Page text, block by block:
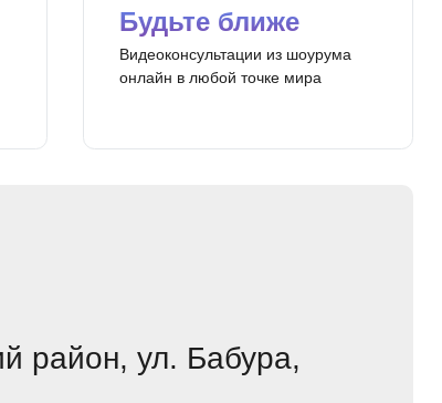
Будьте ближе
Видеоконсультации из шоурума
онлайн в любой точке мира
район, ул. Бабура,